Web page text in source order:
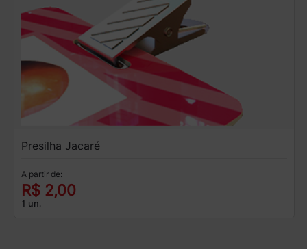
Presilha Jacaré
A partir de:
R$ 2,00
1 un.